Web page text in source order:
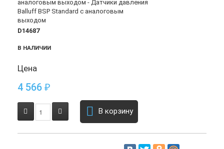
D14687
В НАЛИЧИИ
Цена
4 566 ₽
В корзину